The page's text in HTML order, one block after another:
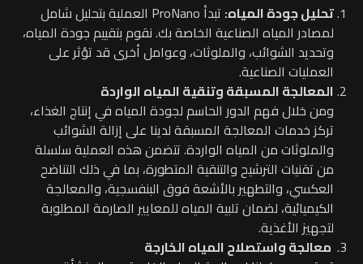
تحليل جودة المياه:
تبدأ ProNano العملية بتحليل شامل
لمصادر المياه الصناعية الخاصة بك. نقوم بتقييم جودة المياه،
وتحديد الشوائب، والملوثات، وعوامل أخرى قد تؤثر على
العمليات الصناعية.
المعالجة المسبقة وتنقية المياه الواردة
ومن خلال فهم الدور الحاسم لجودة المياه في إنتاج الغذاء،
تركز خدمات المعالجة المسبقة لدينا على إزالة الشوائب
والملوثات من المياه الواردة. تتضمن هذه العملية سلسلة
من تقنيات الترشيح والتنقية المتطورة، بما في ذلك التناضح
العكسي، والتطهير بالأشعة فوق البنفسجية، والمعالجة
الكيميائية، لضمان تلبية المياه للمعايير الصارمة المطلوبة
لتجهيز الأغذية.
معالجة واستصلاح المياه الخارجة